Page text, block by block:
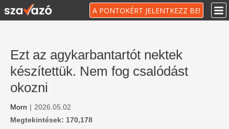
A PONTOKÉRT JELENTKEZZ BE!
Ezt az agykarbantartót nektek
készítettük. Nem fog csalódást
okozni
Morn | 2026.05.02
Megtekintések: 170,178